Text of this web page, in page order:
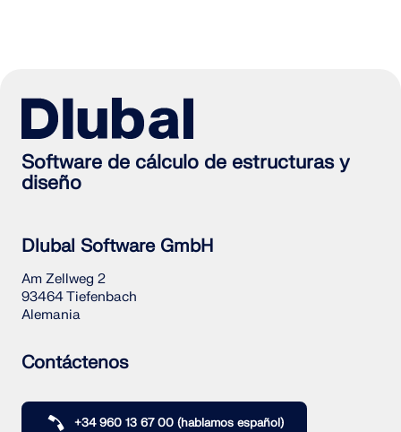
Software de cálculo de estructuras y
diseño
Dlubal Software GmbH
Am Zellweg 2
93464 Tiefenbach
Alemania
Contáctenos
+34 960 13 67 00 (hablamos español)